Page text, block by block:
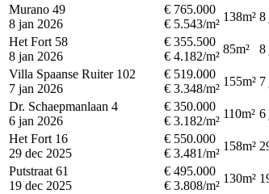
Murano 49
8 jan 2026
€ 765.000
€ 5.543/m²
138m² 8
Het Fort 58
8 jan 2026
€ 355.500
€ 4.182/m²
85m² 8
Villa Spaanse Ruiter 102
7 jan 2026
€ 519.000
€ 3.348/m²
155m² 7
Dr. Schaepmanlaan 4
6 jan 2026
€ 350.000
€ 3.182/m²
110m² 6
Het Fort 16
29 dec 2025
€ 550.000
€ 3.481/m²
158m²
Putstraat 61
19 dec 2025
€ 495.000
€ 3.808/m²
130m²